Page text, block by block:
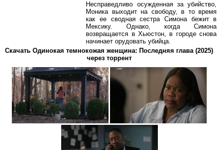
Несправедливо осужденная за убийство,
Моника выходит на свободу, в то время
как ее сводная сестра Симона бежит в
Мексику. Однако, когда Симона
возвращается в Хьюстон, в городе снова
начинает орудовать убийца.
Скачать Одинокая темнокожая женщина: Последняя глава (2025)
через торрент